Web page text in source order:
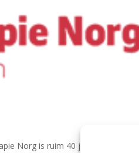
Norg is ruim 40 jaar een begrip in